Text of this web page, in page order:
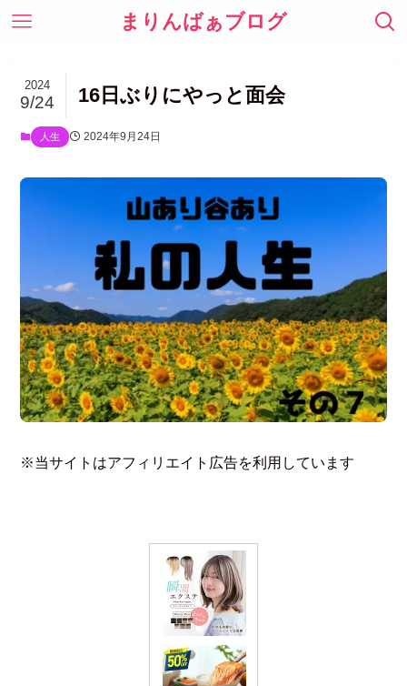
まりんばぁブログ
16日ぶりにやっと面会
2024
9/24
人生 2024年9月24日
※当サイトはアフィリエイト広告を利用しています